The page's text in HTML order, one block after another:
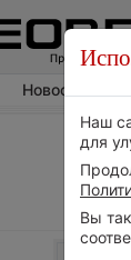
Новости
Наш
для
Вы